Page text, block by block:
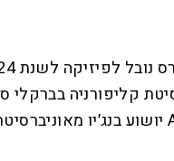
קליפורניה בברקלי